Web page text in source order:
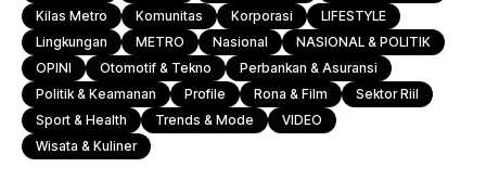
Kilas Metro
Komunitas Korporasi
LIFESTYLE
Lingkungan
METRO Nasional
NASIONAL & POLITIK
OPINI
Otomotif & Tekno
Perbankan & Asuransi
Politik & Keamanan
Profile Rona & Film
Sektor Riil
Sport & Health
Trends & Mode
VIDEO
Wisata & Kuliner